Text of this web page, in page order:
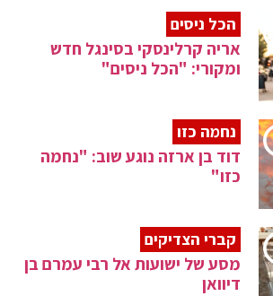
הכל ניסים
אריה קרלינסקי בסינגל חדש
ומקורי: "הכל ניסים"
נחמה כזו
דוד בן ארזה נוגע שוב: "נחמה
כזו"
קברי הצדיקים
מסע של ישועות אל רבי עמרם בן
דיוואן